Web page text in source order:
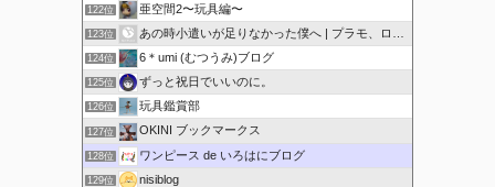
122位 亜空間2〜玩具編〜
123位 あの時小遣いが足りなかった僕へ | プラモ、ロボ玩具 …
124位 6＊umi (むつうみ)ブログ
125位 ずっと祝日でいいのに。
126位 玩具鑑賞部
127位 OKINI ブックマークス
128位 ワンピース de いろはにブログ
129位 nisiblog